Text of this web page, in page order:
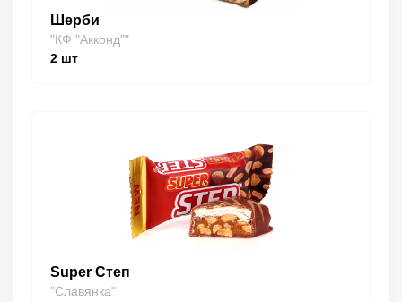
Шерби
"КФ "Акконд""
2 шт
Super Степ
"Славянка"